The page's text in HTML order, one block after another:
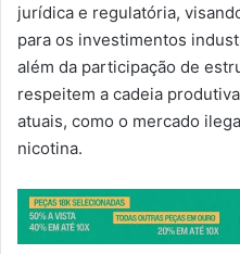
jurídica e regulatória,
para os investimentos
além da participação de
respeitem a cadeia
atuais, como o mercado
nicotina.